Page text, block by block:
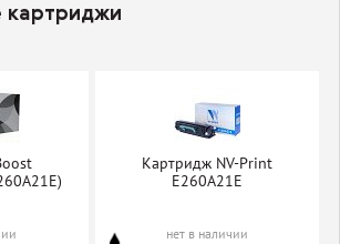
картриджи
Картридж NV-Print
E260A21E
нет в наличии